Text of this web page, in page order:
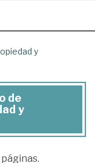
y
de
y
páginas.